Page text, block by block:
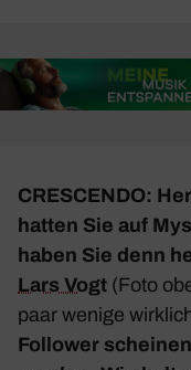
CRESCENDO:
hatten Sie auf
haben Sie denn
Lars Vogt (Foto
paar wenige
Follower